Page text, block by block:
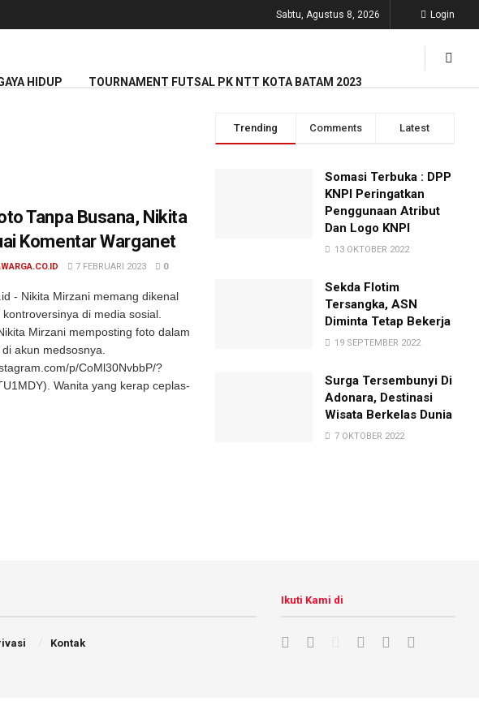
Sabtu, Agustus 8, 2026 Login
HIDUP TOURNAMENT FUTSAL PK NTT KOTA BATAM 2023
Tanpa Busana, Nikita
Komentar Warganet
7 FEBRUARI 2023 0
- Nikita Mirzani memang dikenal
di media sosial.
Mirzani memposting foto dalam
akun medsosnya.
p/CoMl30NvbbP/?
Wanita yang kerap ceplas-
Trending Comments Latest
Somasi Terbuka : DPP
KNPI Peringatkan
Penggunaan Atribut
Dan Logo KNPI
13 OKTOBER 2022
Sekda Flotim
Tersangka, ASN
Diminta Tetap Bekerja
19 SEPTEMBER 2022
Surga Tersembunyi Di
Adonara, Destinasi
Wisata Berkelas Dunia
7 OKTOBER 2022
Kontak
Ikuti Kami di